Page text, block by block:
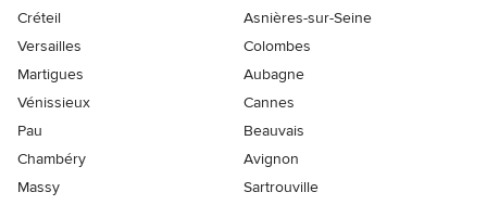
Créteil
Asnières-sur-Seine
Versailles
Colombes
Martigues
Aubagne
Vénissieux
Cannes
Pau
Beauvais
Chambéry
Avignon
Massy
Sartrouville